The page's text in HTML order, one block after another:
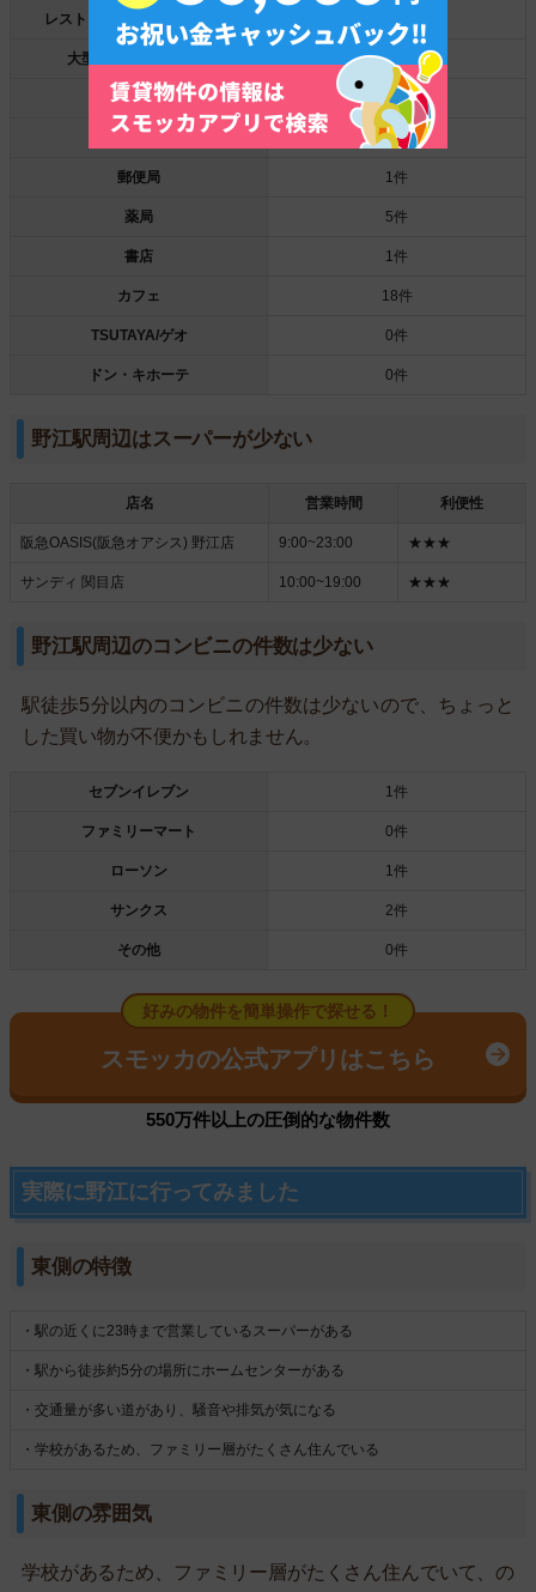
レストラン/ファストフード店 2件
大型ショッピング施設 0件
100円ショップ 0件
銀行 3件
郵便局 1件
薬局 5件
書店 1件
カフェ 18件
TSUTAYA/ゲオ 0件
ドン・キホーテ 0件
野江駅周辺はスーパーが少ない
店名 営業時間 利便性
阪急OASIS(阪急オアシス) 野江店 9:00~23:00 ★★★
サンディ 関目店 10:00~19:00 ★★★
野江駅周辺のコンビニの件数は少ない
駅徒歩5分以内のコンビニの件数は少ないので、ちょっと
した買い物が不便かもしれません。
セブンイレブン 1件
ファミリーマート 0件
ローソン 1件
サンクス 2件
その他 0件
好みの物件を簡単操作で探せる！
スモッカの公式アプリはこちら
550万件以上の圧倒的な物件数
実際に野江に行ってみました
東側の特徴
・駅の近くに23時まで営業しているスーパーがある
・駅から徒歩約5分の場所にホームセンターがある
・交通量が多い道があり、騒音や排気が気になる
・学校があるため、ファミリー層がたくさん住んでいる
東側の雰囲気
学校があるため、ファミリー層がたくさん住んでいて、の